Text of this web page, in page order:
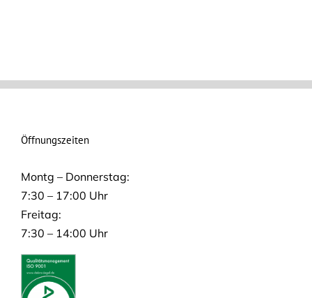
Öffnungszeiten
Montg – Donnerstag:
7:30 – 17:00 Uhr
Freitag:
7:30 – 14:00 Uhr